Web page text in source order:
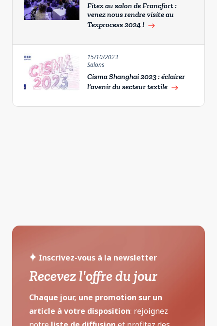
Fitex au salon de Francfort :
venez nous rendre visite au
Texprocess 2024 ! east
15/10/2023
Salons
Cisma Shanghai 2023 : éclairer
l’avenir du secteur textile east
Inscrivez-vous à la newsletter
Recevez l'offre du jour
Chaque jour, une promotion sur un
article à votre disposition: rejoignez